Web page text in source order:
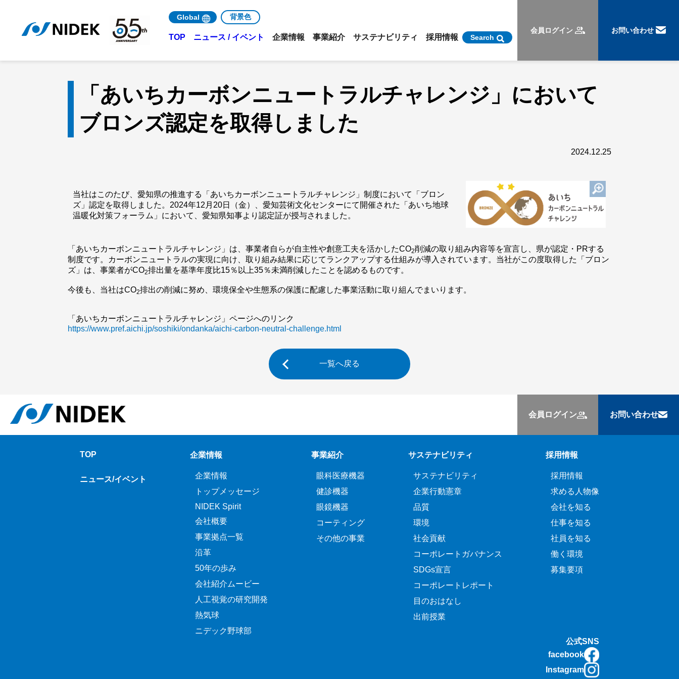
Global 背景色
TOP ニュース / イベント 企業情報 事業紹介 サステナビリティ 採用情報 Search
会員ログイン お問い合わせ
「あいちカーボンニュートラルチャレンジ」において
ブロンズ認定を取得しました
2024.12.25
当社はこのたび、愛知県の推進する「あいちカーボンニュートラルチャレンジ」制度において「ブロン
ズ」認定を取得しました。2024年12月20日（金）、愛知芸術文化センターにて開催された「あいち地球
温暖化対策フォーラム」において、愛知県知事より認定証が授与されました。
「あいちカーボンニュートラルチャレンジ」は、事業者自らが自主性や創意工夫を活かしたCO2削減の取り組み内容等を宣言し、県が認定・PRする
制度です。カーボンニュートラルの実現に向け、取り組み結果に応じてランクアップする仕組みが導入されています。当社がこの度取得した「ブロン
ズ」は、事業者がCO2排出量を基準年度比15％以上35％未満削減したことを認めるものです。
今後も、当社はCO2排出の削減に努め、環境保全や生態系の保護に配慮した事業活動に取り組んでまいります。
「あいちカーボンニュートラルチャレンジ」ページへのリンク
https://www.pref.aichi.jp/soshiki/ondanka/aichi-carbon-neutral-challenge.html
一覧へ戻る
会員ログイン お問い合わせ
TOP
ニュース/イベント
企業情報
企業情報
トップメッセージ
NIDEK Spirit
会社概要
事業拠点一覧
沿革
50年の歩み
会社紹介ムービー
人工視覚の研究開発
熱気球
ニデック野球部
事業紹介
眼科医療機器
健診機器
眼鏡機器
コーティング
その他の事業
サステナビリティ
サステナビリティ
企業行動憲章
品質
環境
社会貢献
コーポレートガバナンス
SDGs宣言
コーポレートレポート
目のおはなし
出前授業
採用情報
採用情報
求める人物像
会社を知る
仕事を知る
社員を知る
働く環境
募集要項
公式SNS
facebook
Instagram